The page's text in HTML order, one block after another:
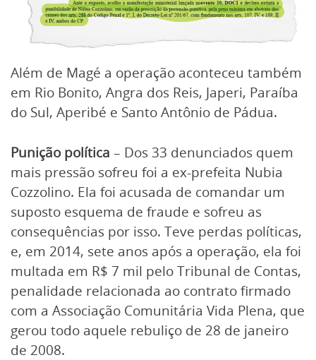
Além de Magé a operação aconteceu também
em Rio Bonito, Angra dos Reis, Japeri, Paraíba
do Sul, Aperibé e Santo Antônio de Pádua.
Punição política – Dos 33 denunciados quem
mais pressão sofreu foi a ex-prefeita Nubia
Cozzolino. Ela foi acusada de comandar um
suposto esquema de fraude e sofreu as
consequências por isso. Teve perdas políticas,
e, em 2014, sete anos após a operação, ela foi
multada em R$ 7 mil pelo Tribunal de Contas,
penalidade relacionada ao contrato firmado
com a Associação Comunitária Vida Plena, que
gerou todo aquele rebuliço de 28 de janeiro
de 2008.